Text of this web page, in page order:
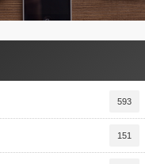
593
151